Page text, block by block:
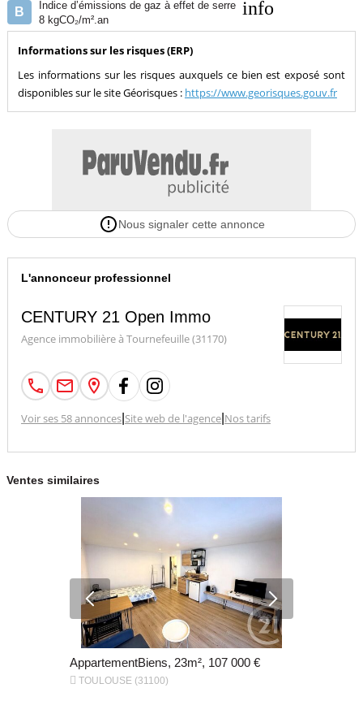
B
Indice d’émissions de gaz à effet de serre
8 kgCO₂/m².an
info
Informations sur les risques (ERP)
Les informations sur les risques auxquels ce bien est exposé sont
disponibles sur le site Géorisques : https://www.georisques.gouv.fr
Nous signaler cette annonce
L'annonceur professionnel
CENTURY 21 Open Immo
Agence immobilière à Tournefeuille (31170)
Voir ses 58 annonces| Site web de l'agence| Nos tarifs
Ventes similaires
AppartementBiens, 23m², 107 000 €
 TOULOUSE (31100)